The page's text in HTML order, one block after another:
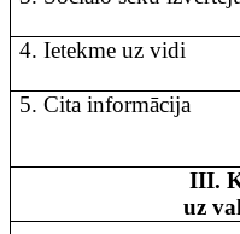
4. Ietekme uz vidi
5. Cita informācija
III.
uz